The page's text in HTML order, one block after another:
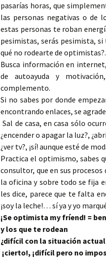
pasarías horas, que
las personas negativas o de
estas personas te roban
pesimistas, serás pesimista,
qué no rodearte de optimistas?.
Busca información en
de autoayuda y
complemento.
Si no sabes por donde
encontrando enlaces, se
Sal de casa, en casa sólo
¿encender o apagar la luz?,
¿ver tv?, ¡sí! aunque esté de
Practica el optimismo, sabes
consultor, que en sus
la oficina y sobre todo se fija
les dice, parece que te falta
¡soy la leche!… sí ya y yo
¡Se optimista my fríend! =
y los que te rodean
¿difícil con la situación
¡cierto!, ¡difícil pero no